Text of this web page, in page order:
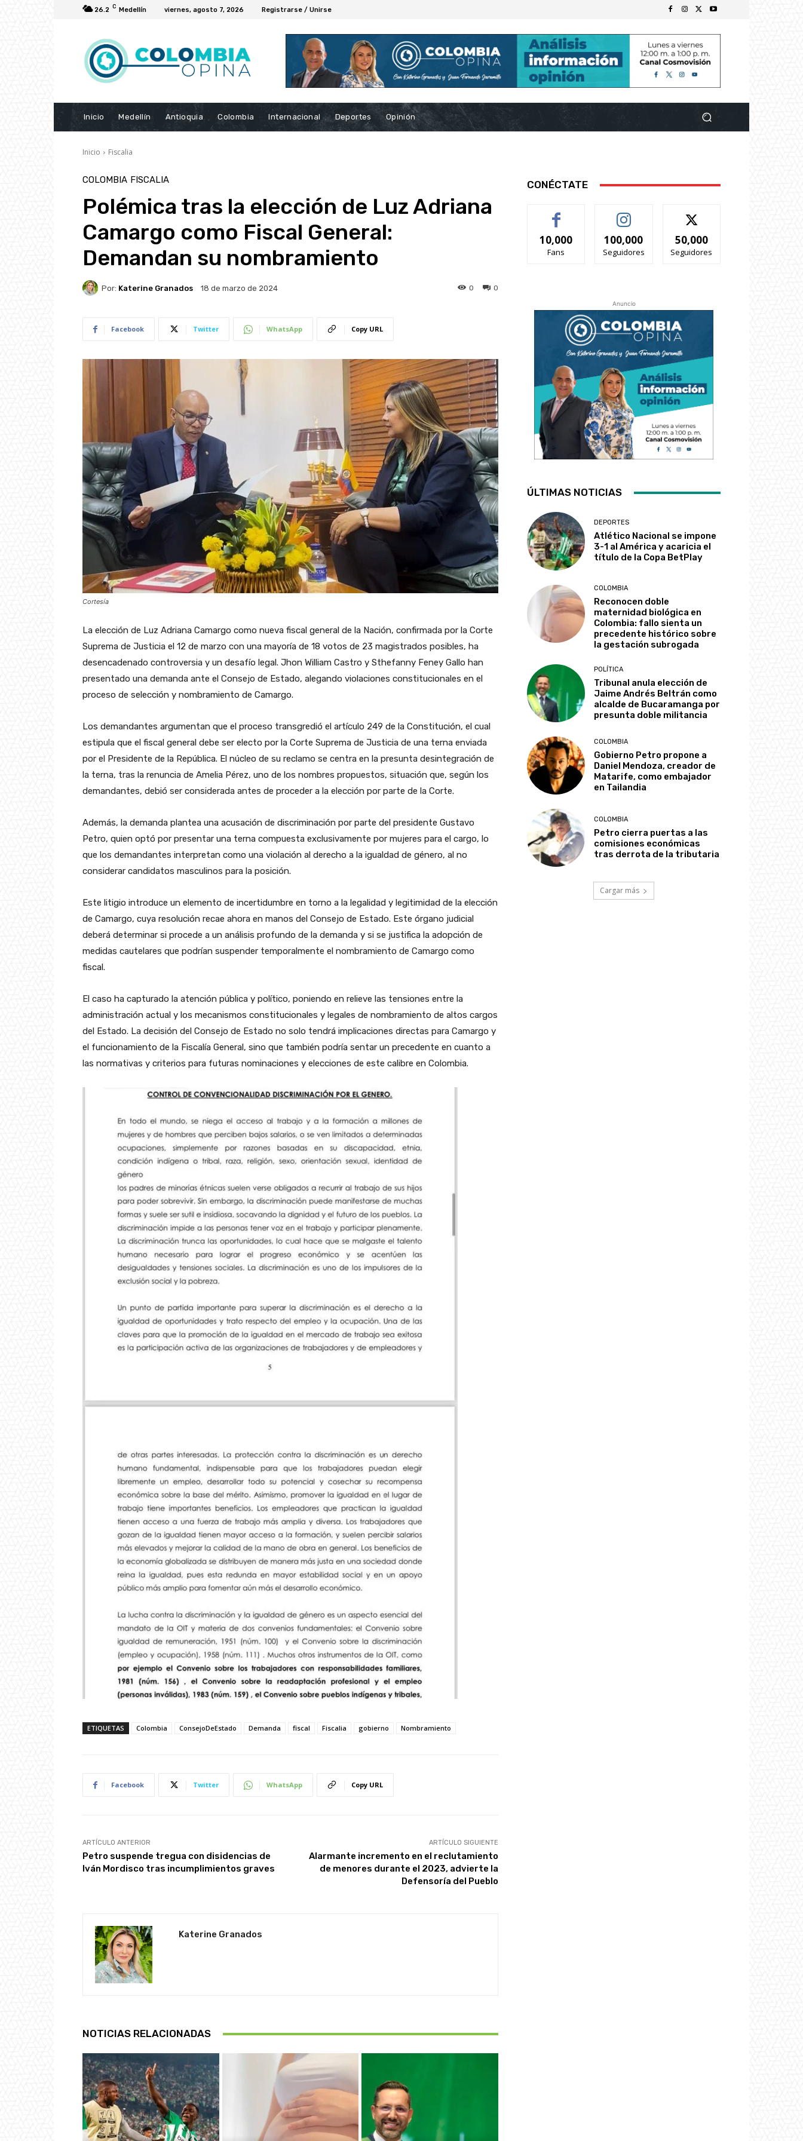
26.2 C Medellín viernes, agosto 7, 2026 Registrarse / Unirse
Inicio Medellín Antioquia Colombia Internacional Deportes Opinión
Inicio Fiscalia
COLOMBIA FISCALIA
Polémica tras la elección de Luz Adriana
Camargo como Fiscal General:
Demandan su nombramiento
Por: Katerine Granados 18 de marzo de 2024 0
0
Facebook Twitter WhatsApp Copy URL
Cortesía
La elección de Luz Adriana Camargo como nueva fiscal general de la Nación, confirmada por la Corte
Suprema de Justicia el 12 de marzo con una mayoría de 18 votos de 23 magistrados posibles, ha
desencadenado controversia y un desafío legal. Jhon William Castro y Sthefanny Feney Gallo han
presentado una demanda ante el Consejo de Estado, alegando violaciones constitucionales en el
proceso de selección y nombramiento de Camargo.
Los demandantes argumentan que el proceso transgredió el artículo 249 de la Constitución, el cual
estipula que el fiscal general debe ser electo por la Corte Suprema de Justicia de una terna enviada
por el Presidente de la República. El núcleo de su reclamo se centra en la presunta desintegración de
la terna, tras la renuncia de Amelia Pérez, uno de los nombres propuestos, situación que, según los
demandantes, debió ser considerada antes de proceder a la elección por parte de la Corte.
Además, la demanda plantea una acusación de discriminación por parte del presidente Gustavo
Petro, quien optó por presentar una terna compuesta exclusivamente por mujeres para el cargo, lo
que los demandantes interpretan como una violación al derecho a la igualdad de género, al no
considerar candidatos masculinos para la posición.
Este litigio introduce un elemento de incertidumbre en torno a la legalidad y legitimidad de la elección
de Camargo, cuya resolución recae ahora en manos del Consejo de Estado. Este órgano judicial
deberá determinar si procede a un análisis profundo de la demanda y si se justifica la adopción de
medidas cautelares que podrían suspender temporalmente el nombramiento de Camargo como
fiscal.
El caso ha capturado la atención pública y político, poniendo en relieve las tensiones entre la
administración actual y los mecanismos constitucionales y legales de nombramiento de altos cargos
del Estado. La decisión del Consejo de Estado no solo tendrá implicaciones directas para Camargo y
el funcionamiento de la Fiscalía General, sino que también podría sentar un precedente en cuanto a
las normativas y criterios para futuras nominaciones y elecciones de este calibre en Colombia.
ETIQUETAS Colombia ConsejoDeEstado Demanda fiscal Fiscalia gobierno Nombramiento
Facebook Twitter WhatsApp Copy URL
ARTÍCULO ANTERIOR
Petro suspende tregua con disidencias de
Iván Mordisco tras incumplimientos graves
ARTÍCULO SIGUIENTE
Alarmante incremento en el reclutamiento
de menores durante el 2023, advierte la
Defensoría del Pueblo
Katerine Granados
NOTICIAS RELACIONADAS
CONÉCTATE
10,000
Fans
100,000
Seguidores
50,000
Seguidores
Anuncio
ÚLTIMAS NOTICIAS
DEPORTES
Atlético Nacional se impone
3-1 al América y acaricia el
título de la Copa BetPlay
COLOMBIA
Reconocen doble
maternidad biológica en
Colombia: fallo sienta un
precedente histórico sobre
la gestación subrogada
POLÍTICA
Tribunal anula elección de
Jaime Andrés Beltrán como
alcalde de Bucaramanga por
presunta doble militancia
COLOMBIA
Gobierno Petro propone a
Daniel Mendoza, creador de
Matarife, como embajador
en Tailandia
COLOMBIA
Petro cierra puertas a las
comisiones económicas
tras derrota de la tributaria
Cargar más